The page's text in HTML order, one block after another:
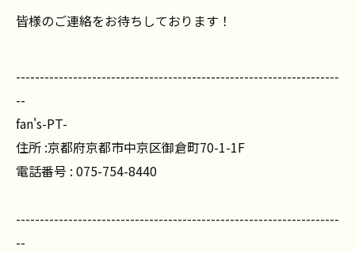
皆様のご連絡をお待ちしております！
--------------------------------------------------------------------
--
fan's-PT-
住所 :京都府京都市中京区御倉町70-1-1F
電話番号 : 075-754-8440
--------------------------------------------------------------------
--